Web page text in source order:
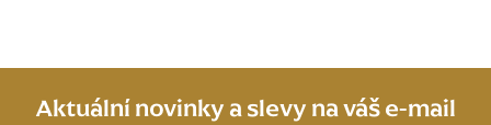
Aktuální novinky a slevy na váš e-mail